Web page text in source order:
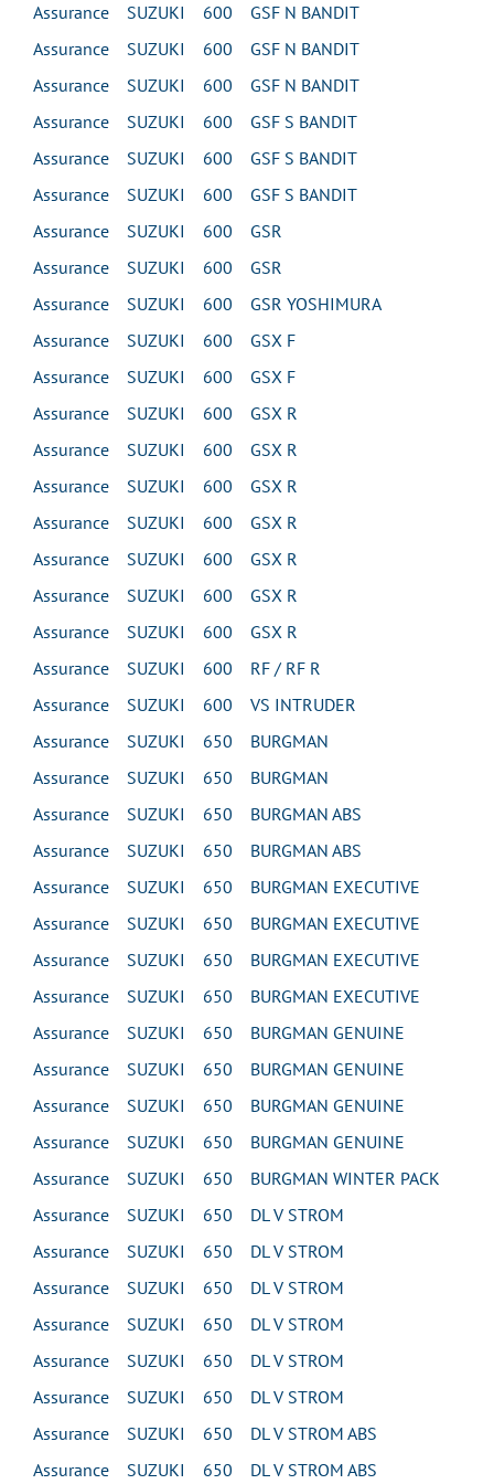
Assurance SUZUKI 600 GSF N BANDIT
Assurance SUZUKI 600 GSF N BANDIT
Assurance SUZUKI 600 GSF N BANDIT
Assurance SUZUKI 600 GSF S BANDIT
Assurance SUZUKI 600 GSF S BANDIT
Assurance SUZUKI 600 GSF S BANDIT
Assurance SUZUKI 600 GSR
Assurance SUZUKI 600 GSR
Assurance SUZUKI 600 GSR YOSHIMURA
Assurance SUZUKI 600 GSX F
Assurance SUZUKI 600 GSX F
Assurance SUZUKI 600 GSX R
Assurance SUZUKI 600 GSX R
Assurance SUZUKI 600 GSX R
Assurance SUZUKI 600 GSX R
Assurance SUZUKI 600 GSX R
Assurance SUZUKI 600 GSX R
Assurance SUZUKI 600 GSX R
Assurance SUZUKI 600 RF / RF R
Assurance SUZUKI 600 VS INTRUDER
Assurance SUZUKI 650 BURGMAN
Assurance SUZUKI 650 BURGMAN
Assurance SUZUKI 650 BURGMAN ABS
Assurance SUZUKI 650 BURGMAN ABS
Assurance SUZUKI 650 BURGMAN EXECUTIVE
Assurance SUZUKI 650 BURGMAN EXECUTIVE
Assurance SUZUKI 650 BURGMAN EXECUTIVE
Assurance SUZUKI 650 BURGMAN EXECUTIVE
Assurance SUZUKI 650 BURGMAN GENUINE
Assurance SUZUKI 650 BURGMAN GENUINE
Assurance SUZUKI 650 BURGMAN GENUINE
Assurance SUZUKI 650 BURGMAN GENUINE
Assurance SUZUKI 650 BURGMAN WINTER PACK
Assurance SUZUKI 650 DL V STROM
Assurance SUZUKI 650 DL V STROM
Assurance SUZUKI 650 DL V STROM
Assurance SUZUKI 650 DL V STROM
Assurance SUZUKI 650 DL V STROM
Assurance SUZUKI 650 DL V STROM
Assurance SUZUKI 650 DL V STROM ABS
Assurance SUZUKI 650 DL V STROM ABS